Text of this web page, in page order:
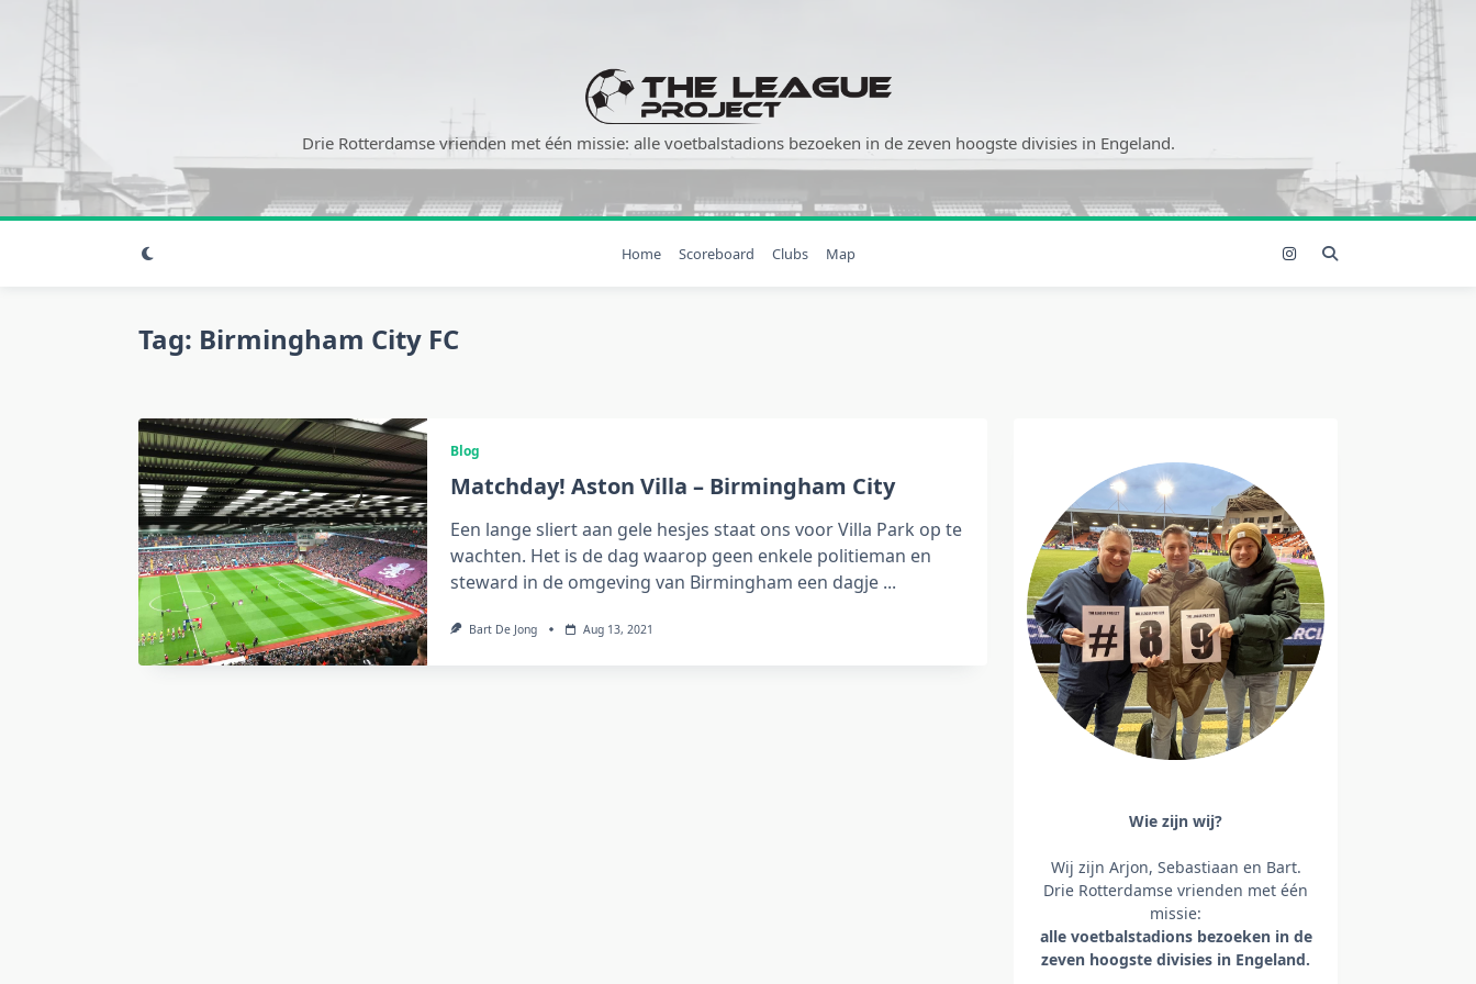
inhoud
Drie Rotterdamse vrienden met één missie: alle voetbalstadions bezoeken in de zeven hoogste divisies in Engeland.
Home Scoreboard Clubs Map
Tag: Birmingham City FC
Blog
Matchday! Aston Villa – Birmingham City
Een lange sliert aan gele hesjes staat ons voor Villa Park op te
wachten. Het is de dag waarop geen enkele politieman en
steward in de omgeving van Birmingham een dagje ...
Bart De Jong Aug 13, 2021
Wie zijn wij?
Wij zijn Arjon, Sebastiaan en Bart.
Drie Rotterdamse vrienden met één
missie:
alle voetbalstadions bezoeken in de
zeven hoogste divisies in Engeland.